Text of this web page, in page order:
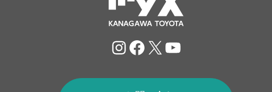
Instagram
Facebook
X YouTube